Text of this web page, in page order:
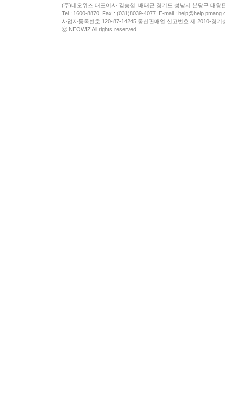
(주)네오위즈 대표이사 김승철, 배태근 경기도 성남시 분당구 대왕
Tel : 1600-8870 Fax : (031)8039-4077 E-mail :
사업자등록번호 120-87-14245 통신판매업 신고번호 제 2010-경
ⓒ NEOWIZ All rights reserved.